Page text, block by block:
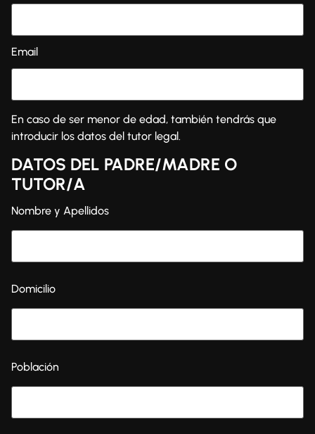
Email
En caso de ser menor de edad, también tendrás que
introducir los datos del tutor legal.
DATOS DEL PADRE/MADRE O
TUTOR/A
Nombre y Apellidos
Domicilio
Población